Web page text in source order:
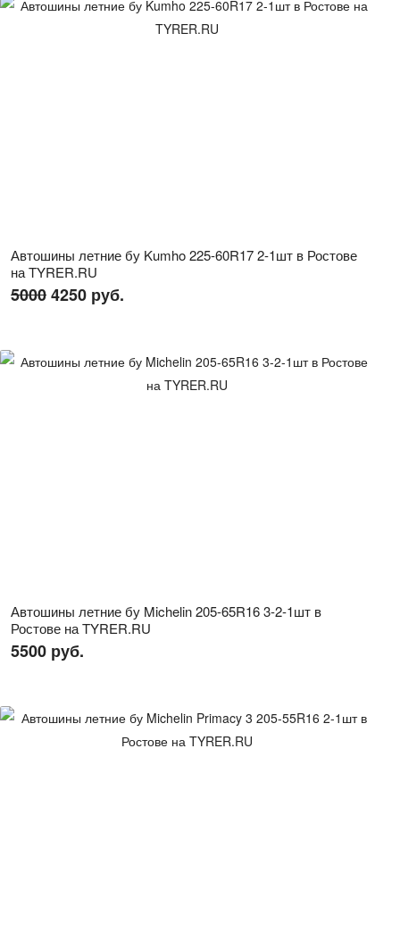
Автошины летние бу Kumho 225-60R17 2-1шт в Ростове
на TYRER.RU
50004250 руб.
Автошины летние бу Michelin 205-65R16 3-2-1шт в
Ростове на TYRER.RU
5500 руб.